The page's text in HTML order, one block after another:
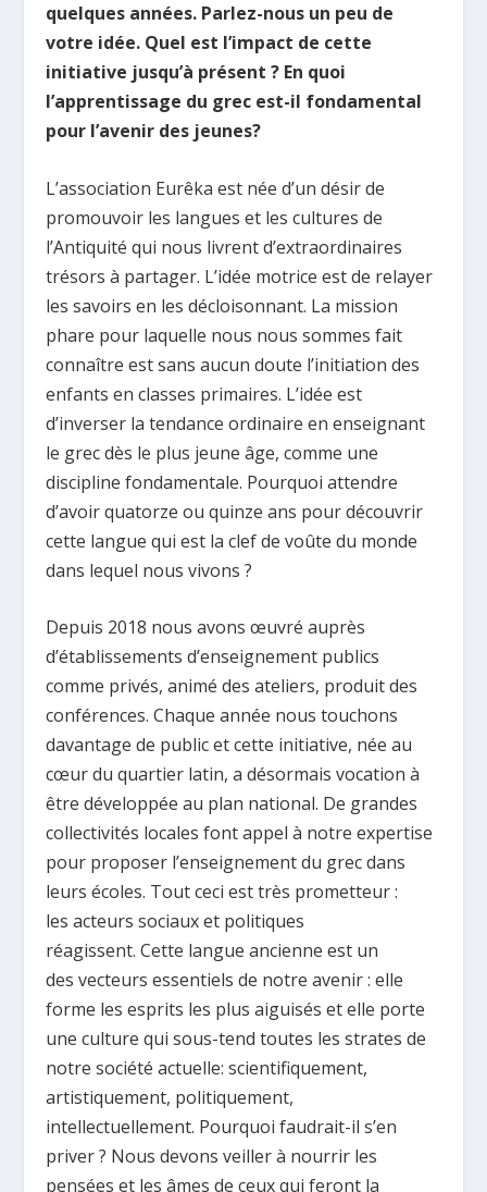
quelques années. Parlez-nous un peu de
votre idée. Quel est l’impact de cette
initiative jusqu’à présent ? En quoi
l’apprentissage du grec est-il fondamental
pour l’avenir des jeunes?
L’association Eurêka est née d’un désir de
promouvoir les langues et les cultures de
l’Antiquité qui nous livrent d’extraordinaires
trésors à partager. L’idée motrice est de relayer
les savoirs en les décloisonnant. La mission
phare pour laquelle nous nous sommes fait
connaître est sans aucun doute l’initiation des
enfants en classes primaires. L’idée est
d’inverser la tendance ordinaire en enseignant
le grec dès le plus jeune âge, comme une
discipline fondamentale. Pourquoi attendre
d’avoir quatorze ou quinze ans pour découvrir
cette langue qui est la clef de voûte du monde
dans lequel nous vivons ?
Depuis 2018 nous avons œuvré auprès
d’établissements d’enseignement publics
comme privés, animé des ateliers, produit des
conférences. Chaque année nous touchons
davantage de public et cette initiative, née au
cœur du quartier latin, a désormais vocation à
être développée au plan national. De grandes
collectivités locales font appel à notre expertise
pour proposer l’enseignement du grec dans
leurs écoles. Tout ceci est très prometteur :
les acteurs sociaux et politiques
réagissent. Cette langue ancienne est un
des vecteurs essentiels de notre avenir : elle
forme les esprits les plus aiguisés et elle porte
une culture qui sous-tend toutes les strates de
notre société actuelle: scientifiquement,
artistiquement, politiquement,
intellectuellement. Pourquoi faudrait-il s’en
priver ? Nous devons veiller à nourrir les
pensées et les âmes de ceux qui feront la